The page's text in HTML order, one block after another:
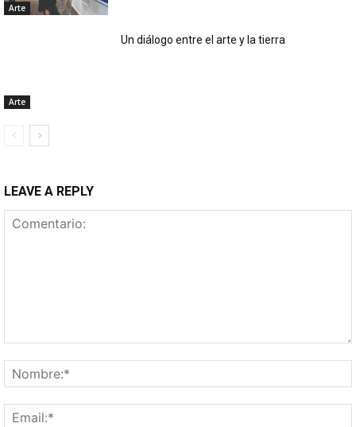
Arte
Arte
Un diálogo entre el arte y la tierra
LEAVE A REPLY